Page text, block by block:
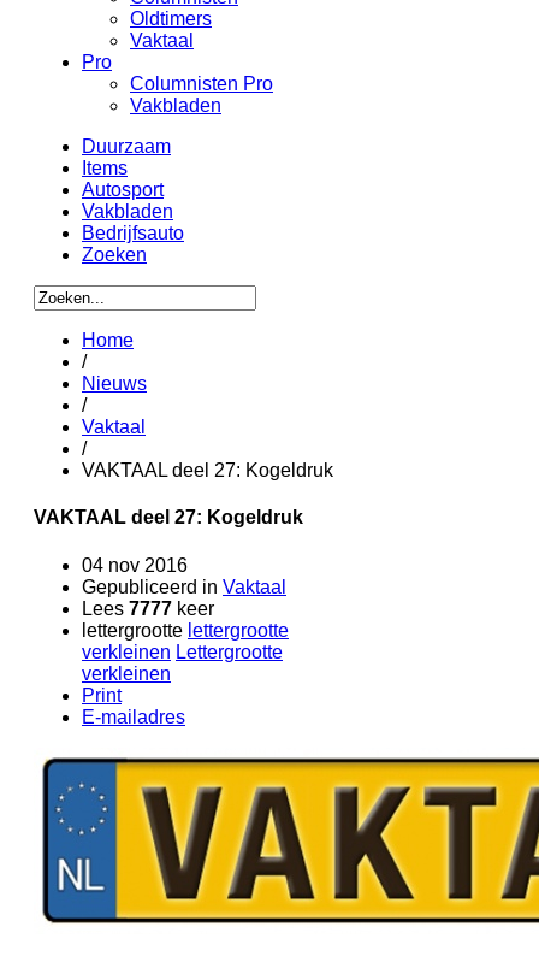
Oldtimers
Vaktaal
Pro
Columnisten Pro
Vakbladen
Duurzaam
Items
Autosport
Vakbladen
Bedrijfsauto
Zoeken
Home
/
Nieuws
/
Vaktaal
/
VAKTAAL deel 27: Kogeldruk
VAKTAAL deel 27: Kogeldruk
04 nov 2016
Gepubliceerd in Vaktaal
Lees 7777 keer
lettergrootte lettergrootte
verkleinen Lettergrootte
verkleinen
Print
E-mailadres